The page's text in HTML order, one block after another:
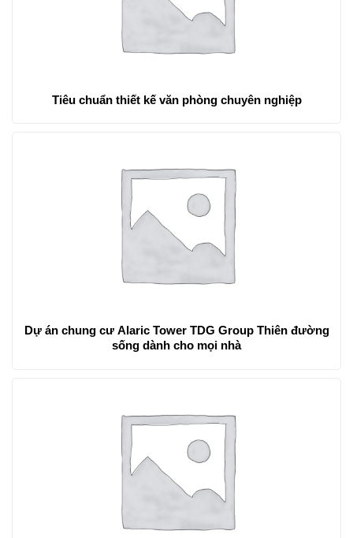
Tiêu chuẩn thiết kế văn phòng chuyên nghiệp
Dự án chung cư Alaric Tower TDG Group Thiên đường
sống dành cho mọi nhà